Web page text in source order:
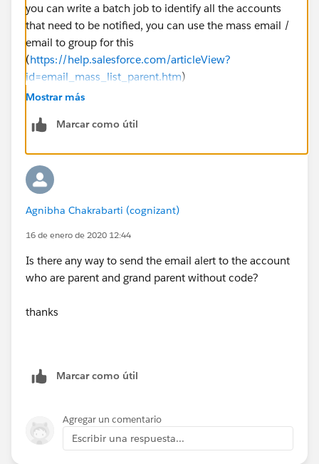
you can write a batch job to identify all the accounts
that need to be notified, you can use the mass email /
email to group for this
(https://help.salesforce.com/articleView?
id=email_mass_list_parent.htm)
mass email, so you need to assess whether your
is yes, your solution becomes more mcomplciated -
you'll have to integrate to an external email server (eg
salesforce marketing cloud, MS exchange etc) and
trigger the emails
Mostrar más
Marcar como útil
Agnibha Chakrabarti (cognizant)
16 de enero de 2020 12:44
Is there any way to send the email alert to the account
who are parent and grand parent without code?
thanks
Marcar como útil
Agregar un comentario
Escribir una respuesta...